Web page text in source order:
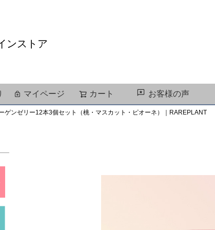
ンストア
マイページ カート お客様の声
ゲンゼリー12本3個セット（桃・マスカット・ピオーネ）｜RAREPLANT